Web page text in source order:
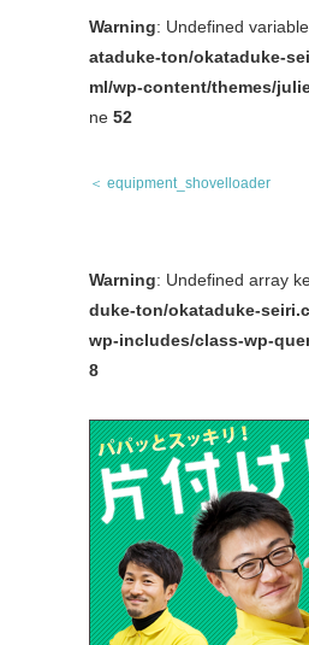
Warning: Undefined
ataduke-ton/okataduke-
ml/wp-content/themes/
ne 52
＜ equipment_shovelloader
Warning: Undefined array
duke-ton/okataduke-
wp-includes/class-wp-
8